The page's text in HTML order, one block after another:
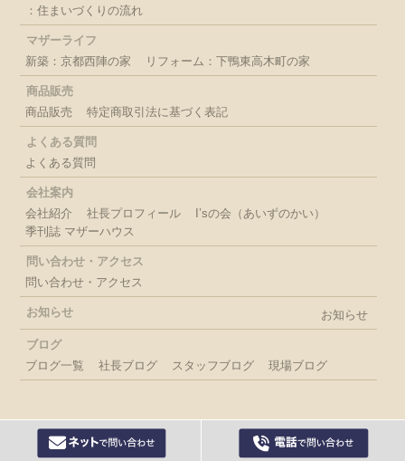
：住まいづくりの流れ
マザーライフ
新築：京都西陣の家
リフォーム：下鴨東高木町の家
商品販売
商品販売
特定商取引法に基づく表記
よくある質問
よくある質問
会社案内
会社紹介
社長プロフィール
I’sの会（あいずのかい）
季刊誌 マザーハウス
問い合わせ・アクセス
問い合わせ・アクセス
お知らせ お知らせ
ブログ
ブログ一覧
社長ブログ スタッフブログ 現場ブログ
(C) 株式会社 石田工務店 ISHIDA koumuten All rights reserved.